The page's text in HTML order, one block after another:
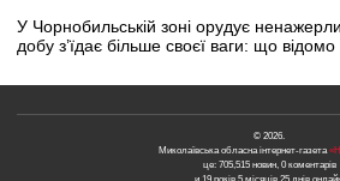
У Чорнобильській зоні орудує
добу з’їдає більше своєї ваги: що
© 2026.
Миколаївська обласна інтернет-газета
це: 705,515 новин, 0 коментарів
и 19 років 5 місяців 25 днів